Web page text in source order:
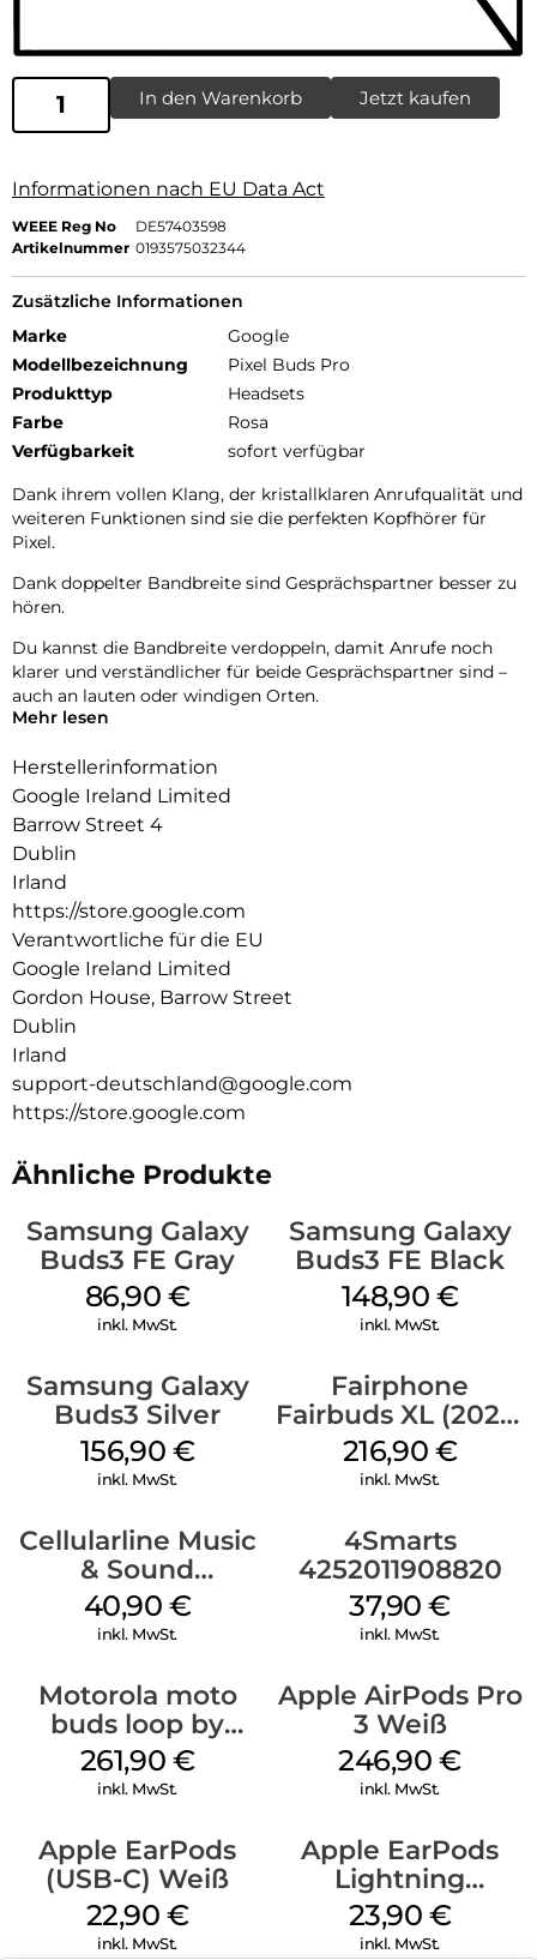
In den Warenkorb Jetzt kaufen
Informationen nach EU Data Act
WEEE Reg No
DE57403598
Artikelnummer 0193575032344
Zusätzliche Informationen
Marke
Google
Modellbezeichnung
Pixel Buds Pro
Produkttyp
Headsets
Farbe
Rosa
Verfügbarkeit
sofort verfügbar
Dank ihrem vollen Klang, der kristallklaren Anrufqualität und
weiteren Funktionen sind sie die perfekten Kopfhörer für
Pixel.
Dank doppelter Bandbreite sind Gesprächspartner besser zu
hören.
Du kannst die Bandbreite verdoppeln, damit Anrufe noch
klarer und verständlicher für beide Gesprächspartner sind –
auch an lauten oder windigen Orten.
Mehr lesen
Herstellerinformation
Google Ireland Limited
Barrow Street 4
Dublin
Irland
https://store.google.com
Verantwortliche für die EU
Google Ireland Limited
Gordon House, Barrow Street
Dublin
Irland
support-deutschland@google.com
https://store.google.com
Ähnliche Produkte
Samsung Galaxy
Buds3 FE Gray
86,90 €
inkl. MwSt.
Samsung Galaxy
Buds3 FE Black
148,90 €
inkl. MwSt.
Samsung Galaxy
Buds3 Silver
156,90 €
inkl. MwSt.
Fairphone
Fairbuds XL (2025)
Horizon Black
216,90 €
inkl. MwSt.
Cellularline Music
& Sound
Bluetooth
Headphone MAXI
40,90 €
inkl. MwSt.
4Smarts
4252011908820
37,90€
inkl. MwSt.
Motorola moto
buds loop by
Swarovski French
Oak
261,90 €
inkl. MwSt.
Apple AirPods Pro
3 Weiß
246,90€
inkl. MwSt.
Apple EarPods
(USB-C) Weiß
22,90 €
inkl. MwSt.
Apple EarPods
Lightning
Anschluss Weiß
23,90 €
inkl. MwSt.